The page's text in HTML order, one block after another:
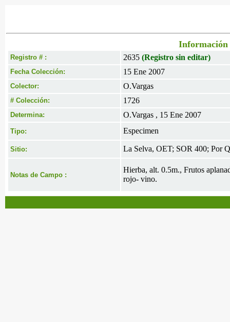
Información
Registro # : 2635 (Registro sin editar)
Fecha Colección: 15 Ene 2007
Colector: O.Vargas
# Colección: 1726
Determina: O.Vargas , 15 Ene 2007
Tipo: Especimen
Sitio: La Selva, OET; SOR 400; Por
Notas de Campo :
Hierba, alt. 0.5m., Frutos
rojo- vino.